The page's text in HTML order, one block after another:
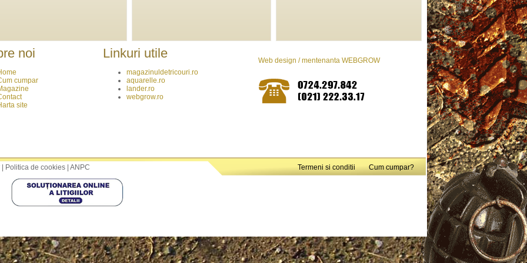
noi
cumpar
site
Linkuri utile
magazinuldetricouri.ro
aquarelle.ro
lander.ro
webgrow.ro
Web design / mentenanta WEBGROW
Politica de cookies ANPC Termeni si conditii Cum cumpar?